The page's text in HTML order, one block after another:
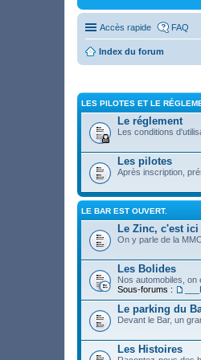
Accès rapide FAQ
Index du forum
LES PILOTES ET LE
Le réglement
Les conditions
Les pilotes
Après inscription,
LE BAR EST OUVERT.
Le Zinc, c'est
On y parle de la
Les Bolides
Nos automobiles, on
Sous-forums :
Le parking du
Devant le Bar, un
Les Histoires